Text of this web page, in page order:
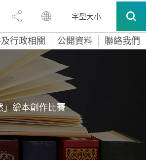
字型大小
行政相關 公開資料 聯絡我們
繪本創作比賽